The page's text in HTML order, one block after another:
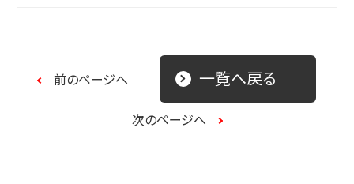
前のページへ 一覧へ戻る
次のページへ